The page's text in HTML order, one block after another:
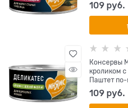
109 руб.
Консервы
кроликом
Паштет
109 руб.